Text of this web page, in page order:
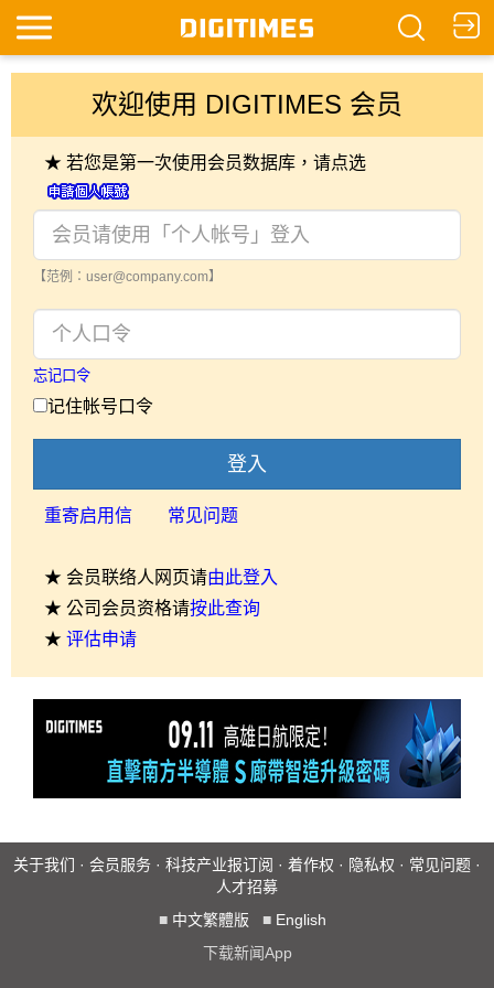
欢迎使用 DIGITIMES 会员
★ 若您是第一次使用会员数据库，请点选
【范例：user@company.com】
忘记口令
记住帐号口令
登入
重寄启用信 常见问题
★ 会员联络人网页请由此登入
★ 公司会员资格请按此查询
★ 评估申请
关于我们 · 会员服务 · 科技产业报订阅 · 着作权 · 隐私权 · 常见问题 ·
人才招募
■ 中文繁體版 ■ English
下载新闻App